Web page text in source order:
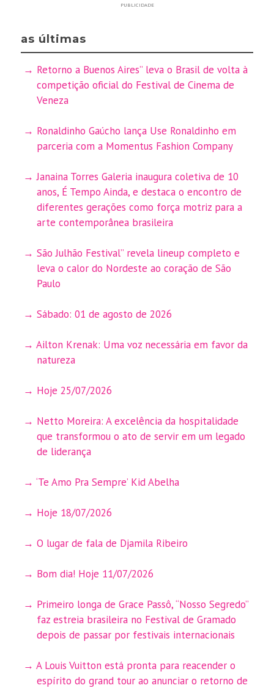
PUBLICIDADE
as últimas
Retorno a Buenos Aires” leva o Brasil de volta à
competição oficial do Festival de Cinema de
Veneza
Ronaldinho Gaúcho lança Use Ronaldinho em
parceria com a Momentus Fashion Company
Janaina Torres Galeria inaugura coletiva de 10
anos, É Tempo Ainda, e destaca o encontro de
diferentes gerações como força motriz para a
arte contemporânea brasileira
São Julhão Festival” revela lineup completo e
leva o calor do Nordeste ao coração de São
Paulo
Sábado: 01 de agosto de 2026
Ailton Krenak: Uma voz necessária em favor da
natureza
Hoje 25/07/2026
Netto Moreira: A excelência da hospitalidade
que transformou o ato de servir em um legado
de liderança
‘Te Amo Pra Sempre’ Kid Abelha
Hoje 18/07/2026
O lugar de fala de Djamila Ribeiro
Bom dia! Hoje 11/07/2026
Primeiro longa de Grace Passô, “Nosso Segredo”
faz estreia brasileira no Festival de Gramado
depois de passar por festivais internacionais
A Louis Vuitton está pronta para reacender o
espírito do grand tour ao anunciar o retorno de